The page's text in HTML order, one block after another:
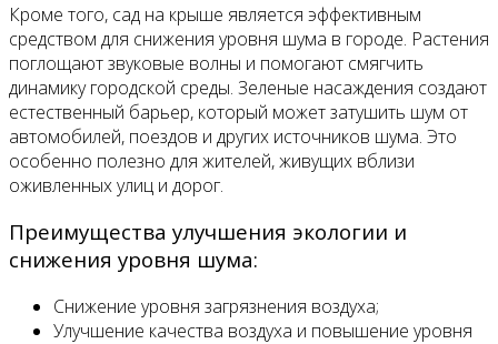
Кроме того, сад на крыше является эффективным
средством для снижения уровня шума в городе. Растения
поглощают звуковые волны и помогают смягчить
динамику городской среды. Зеленые насаждения создают
естественный барьер, который может затушить шум от
автомобилей, поездов и других источников шума. Это
особенно полезно для жителей, живущих вблизи
оживленных улиц и дорог.
Преимущества улучшения экологии и
снижения уровня шума:
Снижение уровня загрязнения воздуха;
Улучшение качества воздуха и повышение уровня